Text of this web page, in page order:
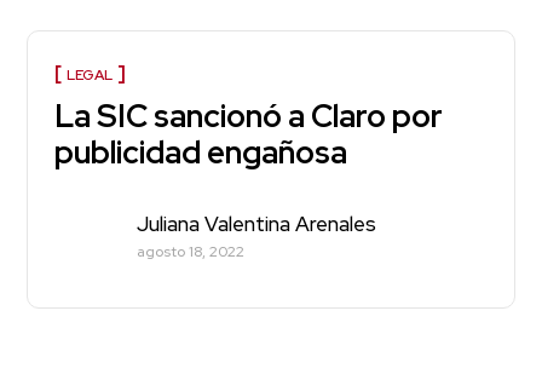
LEGAL
La SIC sancionó a Claro por
publicidad engañosa
Juliana Valentina Arenales
agosto 18, 2022